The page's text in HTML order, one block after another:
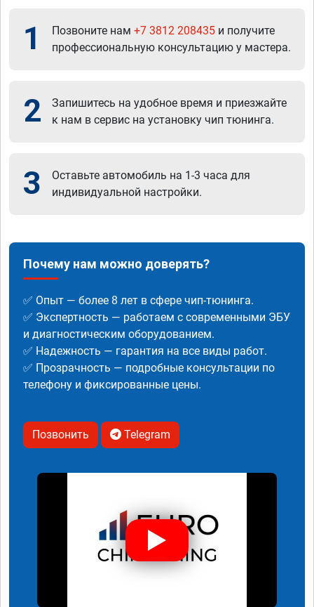
1 Позвоните нам +7 3812 208435 и получите
профессиональную консультацию у мастера.
2
Запишитесь на удобное время и приезжайте
к нам в сервис на установку чип тюнинга.
3
Оставьте автомобиль на 1-3 часа для
индивидуальной настройки.
Почему нам можно доверять?
✅ Опыт — более 8 лет в сфере чип-тюнинга.
✅ Экспертность — работаем с современными ЭБУ
и диагностическим оборудованием.
✅ Надежность — гарантия на все виды работ.
✅ Прозрачность — подробные консультации по
телефону и фиксированные цены.
Позвонить Telegram